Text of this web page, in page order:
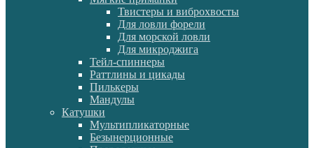
Твистеры и виброхвосты
Для ловли форели
Для морской ловли
Для микроджига
Тейл-спиннеры
Раттлины и цикады
Пилькеры
Мандулы
Катушки
Мультипликаторные
Безынерционные